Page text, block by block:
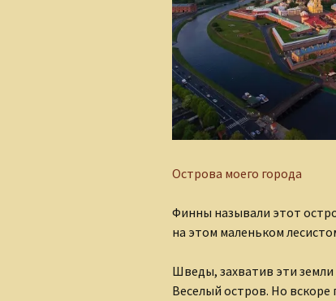
Острова моего города
Финны называли этот
на этом маленьком
Шведы, захватив эти
Веселый остров. Но